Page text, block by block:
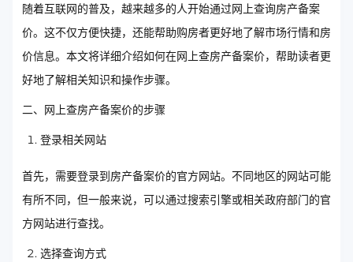
随着互联网的普及，越来越多的人开始通过网上查询房产备案
价。这不仅方便快捷，还能帮助购房者更好地了解市场行情和房
价信息。本文将详细介绍如何在网上查房产备案价，帮助读者更
好地了解相关知识和操作步骤。
二、网上查房产备案价的步骤
登录相关网站
首先，需要登录到房产备案价的官方网站。不同地区的网站可能
有所不同，但一般来说，可以通过搜索引擎或相关政府部门的官
方网站进行查找。
选择查询方式